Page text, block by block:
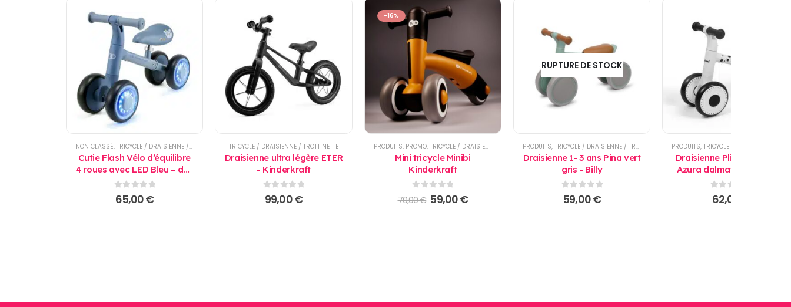
NON CLASSÉ, TRICYCLE / DRAISIENNE / TROTTINETTE
Cutie Flash Vélo d’équilibre
4 roues avec LED Bleu – dès
12 mois - Kinderkraft
0sur 5
65,00€
TRICYCLE / DRAISIENNE / TROTTINETTE
Draisienne ultra légère ETER
- Kinderkraft
0sur 5
99,00€
-16%
PRODUITS, PROMO, TRICYCLE / DRAISIENNE / TROTTINETTE
Mini tricycle Minibi
Kinderkraft
sur 5
70,00€ Le
prix
59,00€Le
prix
RUPTURE DE STOCK
PRODUITS, TRICYCLE / DRAISIENNE / TROTTINETTE
Draisienne 1- 3 ans Pina vert
gris - Billy
0sur 5
59,00€
PRODUITS,TRICYCLE / DRAISIENNE / TROTTINETTE
Draisienne Pliable 1 - 3 ans
Azura dalmatien - Baninni
0sur 5
62,00